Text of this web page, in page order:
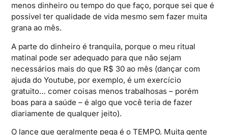
menos dinheiro ou tempo do que faço, porque sei que é
possível ter qualidade de vida mesmo sem fazer muita
grana ao mês.
A parte do dinheiro é tranquila, porque o meu ritual
matinal pode ser adequado para que não sejam
necessários mais do que R$ 30 ao mês (dançar com
ajuda do Youtube, por exemplo, é um exercício
gratuito… comer coisas menos trabalhosas – porém
boas para a saúde – é algo que você teria de fazer
diariamente de qualquer jeito).
O lance que geralmente pega é o TEMPO. Muita gente